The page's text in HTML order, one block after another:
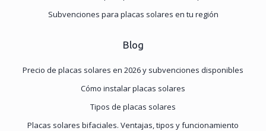
Subvenciones para placas solares en tu región
Blog
Precio de placas solares en 2026 y subvenciones disponibles
Cómo instalar placas solares
Tipos de placas solares
Placas solares bifaciales. Ventajas, tipos y funcionamiento